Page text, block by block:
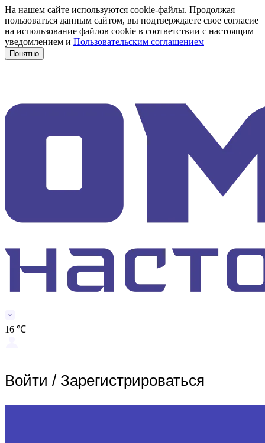
На нашем сайте используются cookie-файлы. Продолжая
пользоваться данным сайтом, вы подтверждаете свое согласие
на использование файлов cookie в соответствии с настоящим
уведомлением и Пользовательским соглашением
Понятно
16 ℃
Войти / Зарегистрироваться